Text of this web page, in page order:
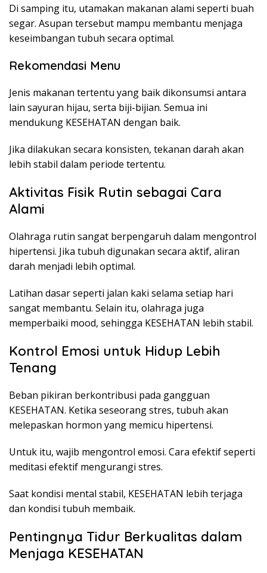
Di samping itu, utamakan makanan alami seperti buah
segar. Asupan tersebut mampu membantu menjaga
keseimbangan tubuh secara optimal.
Rekomendasi Menu
Jenis makanan tertentu yang baik dikonsumsi antara
lain sayuran hijau, serta biji-bijian. Semua ini
mendukung KESEHATAN dengan baik.
Jika dilakukan secara konsisten, tekanan darah akan
lebih stabil dalam periode tertentu.
Aktivitas Fisik Rutin sebagai Cara
Alami
Olahraga rutin sangat berpengaruh dalam mengontrol
hipertensi. Jika tubuh digunakan secara aktif, aliran
darah menjadi lebih optimal.
Latihan dasar seperti jalan kaki selama setiap hari
sangat membantu. Selain itu, olahraga juga
memperbaiki mood, sehingga KESEHATAN lebih stabil.
Kontrol Emosi untuk Hidup Lebih
Tenang
Beban pikiran berkontribusi pada gangguan
KESEHATAN. Ketika seseorang stres, tubuh akan
melepaskan hormon yang memicu hipertensi.
Untuk itu, wajib mengontrol emosi. Cara efektif seperti
meditasi efektif mengurangi stres.
Saat kondisi mental stabil, KESEHATAN lebih terjaga
dan kondisi tubuh membaik.
Pentingnya Tidur Berkualitas dalam
Menjaga KESEHATAN